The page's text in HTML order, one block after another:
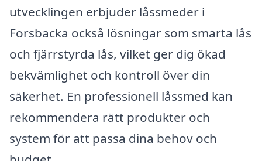
utvecklingen erbjuder låssmeder i
Forsbacka också lösningar som smarta lås
och fjärrstyrda lås, vilket ger dig ökad
bekvämlighet och kontroll över din
säkerhet. En professionell låssmed kan
rekommendera rätt produkter och
system för att passa dina behov och